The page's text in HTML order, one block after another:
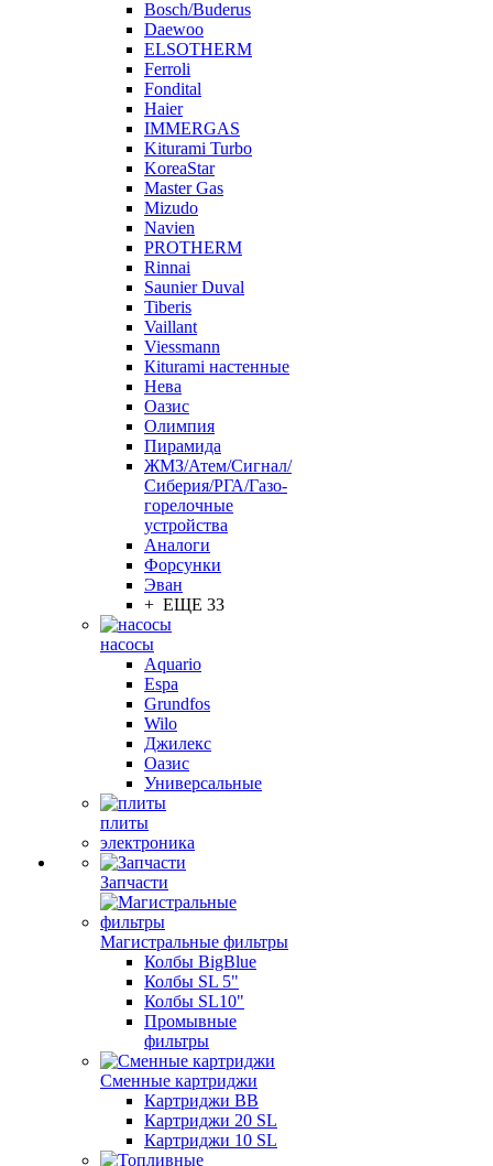
Bosch/Buderus
Daewoo
ELSOTHERM
Ferroli
Fondital
Haier
IMMERGAS
Kiturami Turbo
KoreaStar
Master Gas
Mizudo
Navien
PROTHERM
Rinnai
Saunier Duval
Tiberis
Vaillant
Viessmann
Кiturami настенные
Нева
Оазис
Олимпия
Пирамида
ЖМЗ/Атем/Сигнал/
Сиберия/РГА/Газо-
горелочные
устройства
Aналоги
Форсунки
Эван
+ ЕЩЕ 33
насосы
Aquario
Espa
Grundfos
Wilo
Джилекс
Оазис
Универсальные
плиты
электроника
Запчасти
Магистральные фильтры
Колбы BigBlue
Колбы SL 5"
Колбы SL10"
Промывные
фильтры
Сменные картриджи
Картриджи BB
Картриджи 20 SL
Картриджи 10 SL